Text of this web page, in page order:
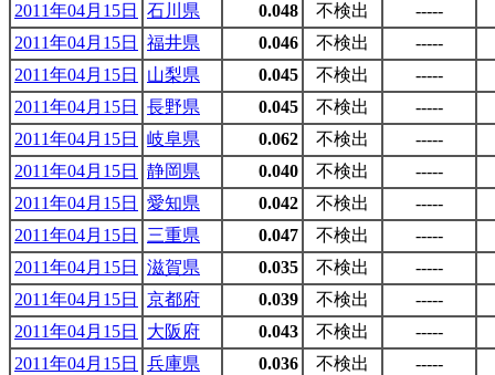
2011年04月15日
石川県 0.048 不検出
-----
2011年04月15日
福井県 0.046 不検出
-----
2011年04月15日
山梨県 0.045 不検出
-----
2011年04月15日
長野県 0.045 不検出
-----
2011年04月15日
岐阜県 0.062 不検出
-----
2011年04月15日
静岡県 0.040 不検出
-----
2011年04月15日
愛知県 0.042 不検出
-----
2011年04月15日
三重県 0.047 不検出
-----
2011年04月15日
滋賀県 0.035 不検出
-----
2011年04月15日
京都府 0.039 不検出
-----
2011年04月15日
大阪府 0.043 不検出
-----
2011年04月15日
兵庫県 0.036 不検出
-----